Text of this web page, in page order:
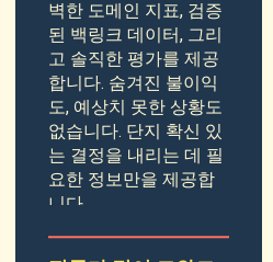
벽한 도메인 지표, 검증
된 백링크 데이터, 그리
고 솔직한 평가를 제공
합니다. 숨겨진 불이익
도, 예상치 못한 상황도
없습니다. 단지 확신 있
는 결정을 내리는 데 필
요한 정보만을 제공합
니다.